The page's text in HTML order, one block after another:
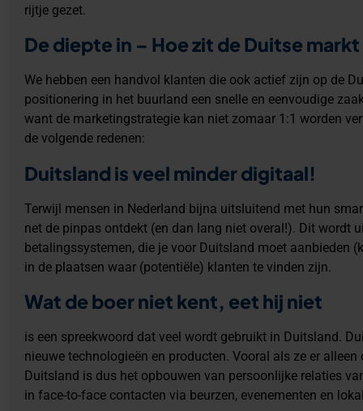
rijtje gezet.
De diepte in – Hoe zit de Duitse
We hebben een handvol klanten die ook actief zijn op de
positionering in het buurland een snelle en eenvoudige
want de marketingstrategie kan niet zomaar 1:1 worden
de volgende redenen:
Duitsland is veel minder digitaal!
Terwijl mensen in Nederland bijna uitsluitend met hun
net de pinpas ontdekt (en dan lang niet overal!). Dit wordt
betalingssystemen, die je voor Duitsland moet aanbieden
in de plaatsen waar (potentiële) klanten te vinden zijn.
Wat de boer niet kent, eet hij niet
is een spreekwoord dat veel wordt gebruikt in Duitsland.
nieuwe technologieën en producten. Vooral als ze er
Duitsland is dus het opbouwen van persoonlijke relaties
in face-to-face contacten via beurzen, evenementen en